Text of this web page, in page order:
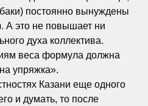
постоянно вынуждены
А это не повышает ни
духа коллектива.
веса формула должна
упряжка».
Казани еще одного
и думать, то после